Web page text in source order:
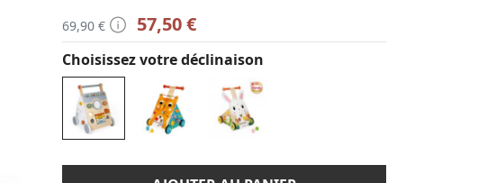
69,90 € 57,50 €
Choisissez votre déclinaison